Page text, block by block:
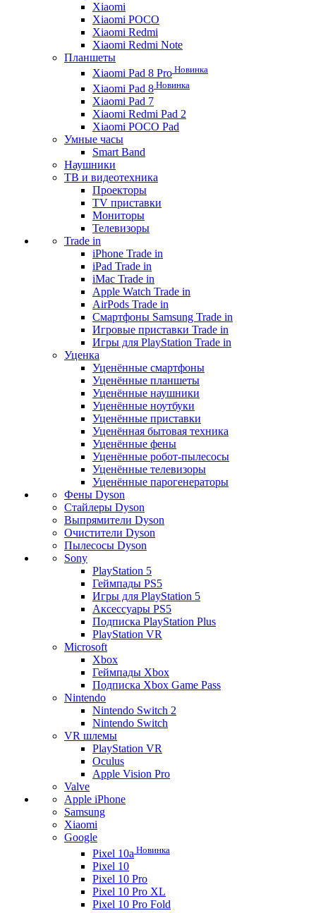
Xiaomi
Xiaomi POCO
Xiaomi Redmi
Xiaomi Redmi Note
Планшеты
Xiaomi Pad 8 Pro Новинка
Xiaomi Pad 8 Новинка
Xiaomi Pad 7
Xiaomi Redmi Pad 2
Xiaomi POCO Pad
Умные часы
Smart Band
Наушники
ТВ и видеотехника
Проекторы
TV приставки
Мониторы
Телевизоры
Trade in
iPhone Trade in
iPad Trade in
iMac Trade in
Apple Watch Trade in
AirPods Trade in
Смартфоны Samsung Trade in
Игровые приставки Trade in
Игры для PlayStation Trade in
Уценка
Уценённые смартфоны
Уценённые планшеты
Уценённые наушники
Уценённые ноутбуки
Уценённые приставки
Уценённая бытовая техника
Уценённые фены
Уценённые робот-пылесосы
Уценённые телевизоры
Уценённые парогенераторы
Фены Dyson
Стайлеры Dyson
Выпрямители Dyson
Очистители Dyson
Пылесосы Dyson
Sony
PlayStation 5
Геймпады PS5
Игры для PlayStation 5
Аксессуары PS5
Подписка PlayStation Plus
PlayStation VR
Microsoft
Xbox
Геймпады Xbox
Подписка Xbox Game Pass
Nintendo
Nintendo Switch 2
Nintendo Switch
VR шлемы
PlayStation VR
Oculus
Apple Vision Pro
Valve
Apple iPhone
Samsung
Xiaomi
Google
Pixel 10a Новинка
Pixel 10
Pixel 10 Pro
Pixel 10 Pro XL
Pixel 10 Pro Fold